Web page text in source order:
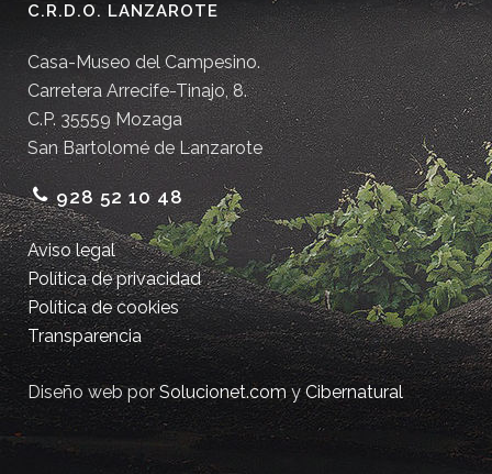
C.R.D.O. LANZAROTE
Casa-Museo del Campesino.
Carretera Arrecife-Tinajo, 8.
C.P. 35559 Mozaga
San Bartolomé de Lanzarote
928 52 10 48
Aviso legal
Política de privacidad
Política de cookies
Transparencia
Diseño web porSolucionet.comyCibernatural